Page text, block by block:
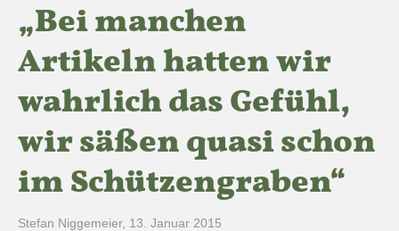
„Bei manchen
Artikeln hatten wir
wahrlich das Gefühl,
wir säßen quasi schon
im Schützengraben“
Stefan Niggemeier, 13. Januar 2015